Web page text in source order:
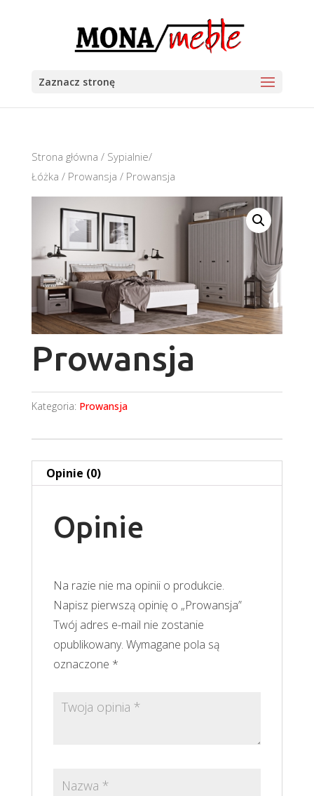
Zaznacz stronę
Strona główna / Sypialnie/
Łóżka / Prowansja / Prowansja
Prowansja
Kategoria: Prowansja
Opinie (0)
Opinie
Na razie nie ma opinii o produkcie.
Napisz pierwszą opinię o „Prowansja”
Twój adres e-mail nie zostanie
opublikowany. Wymagane pola są
oznaczone *